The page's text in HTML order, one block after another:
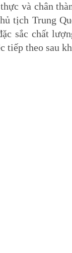
và chân
tịch Trung
sắc chất
tiếp theo sau